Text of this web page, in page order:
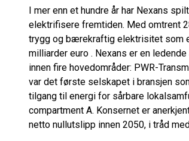
I mer enn et hundre år har Nexans
elektrifisere fremtiden. Med omtrent
trygg og bærekraftig elektrisitet som
milliarder euro . Nexans er en
innen fire hovedområder: PWR-
var det første selskapet i bransjen
tilgang til energi for sårbare
compartment A. Konsernet er
netto nullutslipp innen 2050, i tråd